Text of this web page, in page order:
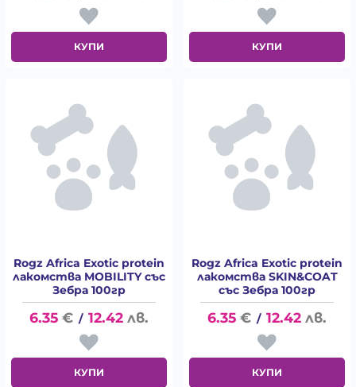
КУПИ КУПИ
Rogz Africa Exotic protein
лакомства MOBILITY със
Зебра 100гр
6.35 € / 12.42 лв.
КУПИ
Rogz Africa Exotic protein
лакомства SKIN&COAT
със Зебра 100гр
6.35 € / 12.42 лв.
КУПИ